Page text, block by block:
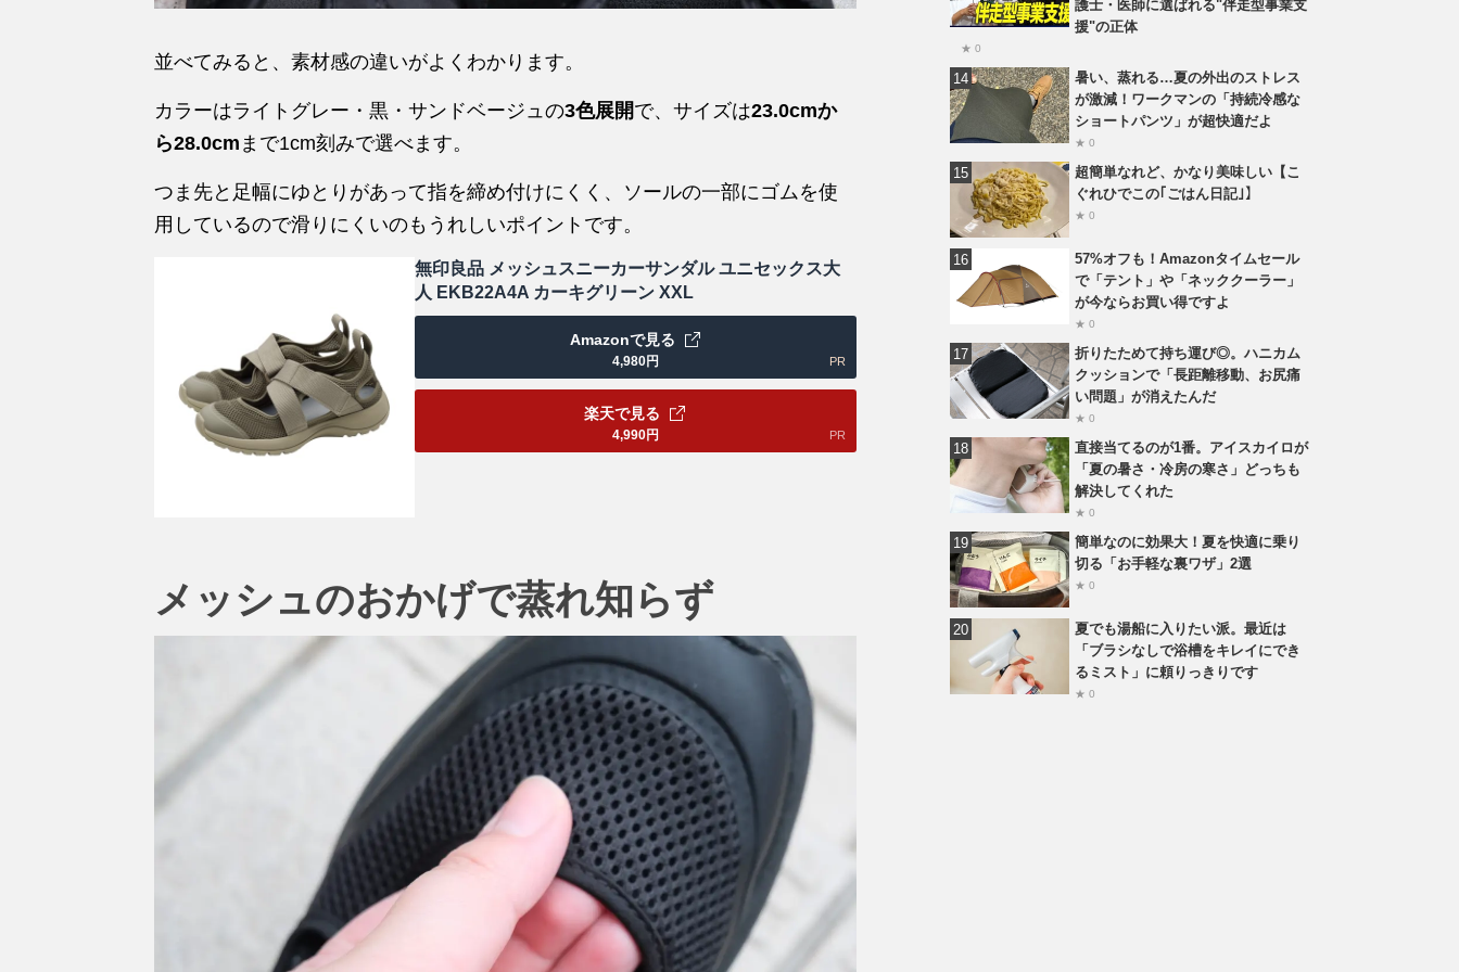
並べてみると、素材感の違いがよくわかります。
カラーはライトグレー・黒・サンドベージュの3色展開で、サイズは23.0cmか
ら28.0cm まで1cm刻みで選べます。
つま先と足幅にゆとりがあって指を締め付けにくく、ソールの一部にゴムを使
用しているので滑りにくいのもうれしいポイントです。
無印良品 メッシュスニーカーサンダル ユニセックス大
人 EKB22A4A カーキグリーン XXL
4,980円
Amazonで見る
PR
4,990円
楽天で見る
PR
メッシュのおかげで蒸れ知らず
護士・医師に選ばれる"伴走型事業支
援"の正体
★ 0
暑い、蒸れる…夏の外出のストレス
が激減！ワークマンの「持続冷感な
ショートパンツ」が超快適だよ
★ 0
超簡単なれど、かなり美味しい【こ
ぐれひでこの｢ごはん日記｣】
★ 0
57%オフも！Amazonタイムセール
で「テント」や「ネッククーラー」
が今ならお買い得ですよ
★ 0
折りたためて持ち運び◎。ハニカム
クッションで「長距離移動、お尻痛
い問題」が消えたんだ
★ 0
直接当てるのが1番。アイスカイロが
「夏の暑さ・冷房の寒さ」どっちも
解決してくれた
★ 0
簡単なのに効果大！夏を快適に乗り
切る「お手軽な裏ワザ」2選
★ 0
夏でも湯船に入りたい派。最近は
「ブラシなしで浴槽をキレイにでき
るミスト」に頼りっきりです
★ 0